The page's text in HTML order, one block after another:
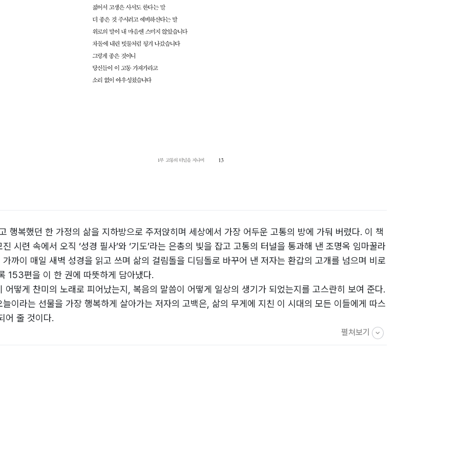
행복했던 한 가정의 삶을 지하방으로 주저앉히며 세상에서 가장 어두운 고통의 방에 가둬 버렸다. 이 책
시련 속에서 오직 ‘성경 필사’와 ‘기도’라는 은총의 빛을 잡고 고통의 터널을 통과해 낸 조명옥 임마꿀라
까이 매일 새벽 성경을 읽고 쓰며 삶의 걸림돌을 디딤돌로 바꾸어 낸 저자는 환갑의 고개를 넘으며 비로
153편을 이 한 권에 따뜻하게 담아냈다.
떻게 찬미의 노래로 피어났는지, 복음의 말씀이 어떻게 일상의 생기가 되었는지를 고스란히 보여 준다.
이라는 선물을 가장 행복하게 살아가는 저자의 고백은, 삶의 무게에 지친 이 시대의 모든 이들에게 따스
어 줄 것이다.
펼쳐보기